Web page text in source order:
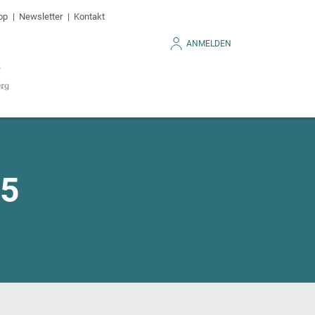
Newsletter Kontakt
ANMELDEN